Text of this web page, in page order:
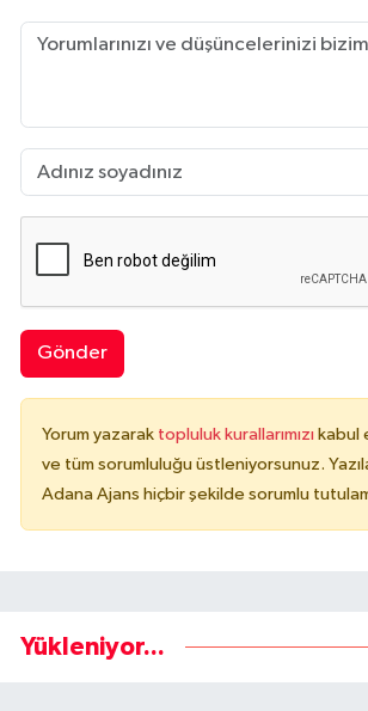
Gönder
Yorum yazarak topluluk kurallarımızı kabul
ve tüm sorumluluğu üstleniyorsunuz.
Adana Ajans hiçbir şekilde sorumlu
Yükleniyor...